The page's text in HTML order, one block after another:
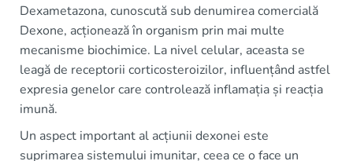
Dexametazona, cunoscută sub denumirea comercială
Dexone, acționează în organism prin mai multe
mecanisme biochimice. La nivel celular, aceasta se
leagă de receptorii corticosteroizilor, influențând astfel
expresia genelor care controlează inflamația și reacția
imună.
Un aspect important al acțiunii dexonei este
suprimarea sistemului imunitar, ceea ce o face un